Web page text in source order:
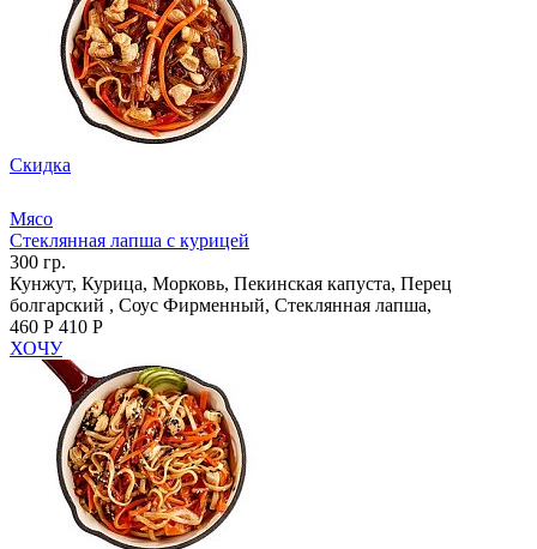
Скидка
Мясо
Стеклянная лапша с курицей
300 гр.
Кунжут, Курица, Морковь, Пекинская капуста, Перец
болгарский , Соус Фирменный, Стеклянная лапша,
460 Р 410 Р
ХОЧУ